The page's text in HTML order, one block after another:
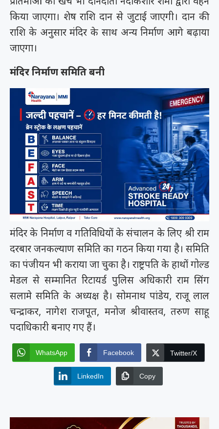
किया जाएगा। शेष राशि दान से जुटाई जाएगी। दान की
राशि के अनुसार मंदिर के साथ अन्य निर्माण आगे बढ़ाया
जाएगा।
मंदिर निर्माण समिति बनी
मंदिर के निर्माण व गतिविधियों के संचालन के लिए श्री राम
दरबार जनकल्याण समिति का गठन किया गया है। समिति
का पंजीयन भी कराया जा चुका है। राष्ट्रपति के हाथों गोल्ड
मेडल से सम्मानित रिटायर्ड पुलिस अधिकारी राम सिंग
सलामे समिति के अध्यक्ष है। सोमनाथ पांडेय, राजू लाल
चन्द्राकर, नागेश राजपूत, मनोज श्रीवास्तव, तरुण साहू
पदाधिकारी बनाए गए हैं।
WhatsApp Facebook Twitter/X
LinkedIn Copy